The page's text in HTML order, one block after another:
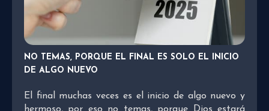
NO TEMAS, PORQUE EL FINAL ES SOLO EL INICIO
DE ALGO NUEVO
El final muchas veces es el inicio de algo nuevo y